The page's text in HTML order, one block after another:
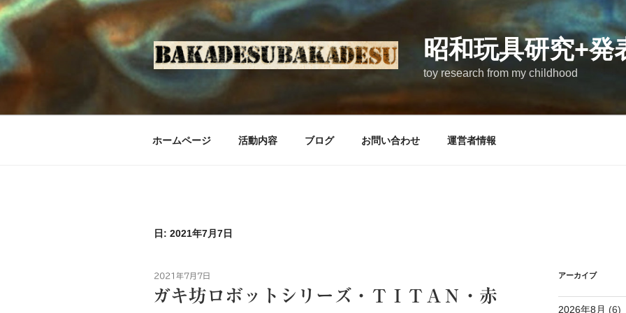
コ
ン
ン
ツ
昭和玩具研究+発
toy research from my childhood
ホームページ 活動内容 ブログ お問い合わせ 運営者情報
日: 2021年7月7日
投
日:
2021年7月7日
ガキ坊ロボットシリーズ・ＴＩＴＡＮ・赤
アーカイブ
2026年8月 (6)